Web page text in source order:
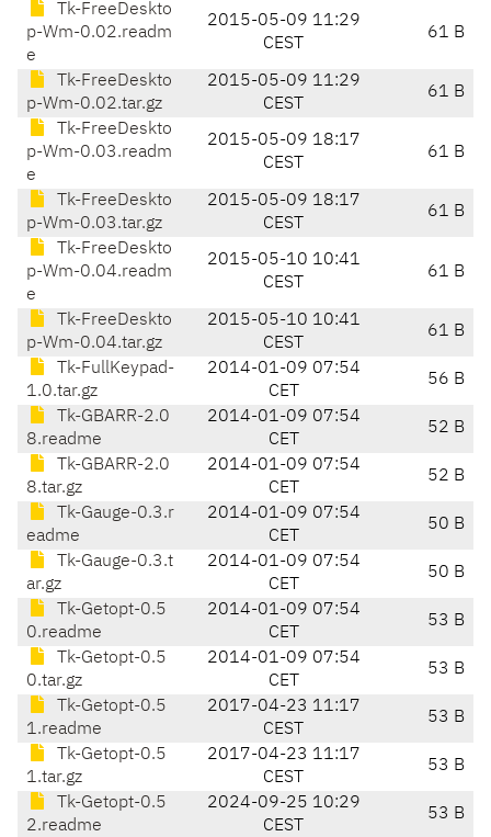
Tk-FreeDeskto
p-Wm-0.02.readm
e
2015-05-09 11:29
CEST
61 B
Tk-FreeDeskto
p-Wm-0.02.tar.gz
2015-05-09 11:29
CEST
61 B
Tk-FreeDeskto
p-Wm-0.03.readm
e
2015-05-09 18:17
CEST
61 B
Tk-FreeDeskto
p-Wm-0.03.tar.gz
2015-05-09 18:17
CEST
61 B
Tk-FreeDeskto
p-Wm-0.04.readm
e
2015-05-10 10:41
CEST
61 B
Tk-FreeDeskto
p-Wm-0.04.tar.gz
2015-05-10 10:41
CEST
61 B
Tk-FullKeypad-
1.0.tar.gz
2014-01-09 07:54
CET
56 B
Tk-GBARR-2.0
8.readme
2014-01-09 07:54
CET
52 B
Tk-GBARR-2.0
8.tar.gz
2014-01-09 07:54
CET
52 B
Tk-Gauge-0.3.r
eadme
2014-01-09 07:54
CET
50 B
Tk-Gauge-0.3.t
ar.gz
2014-01-09 07:54
CET
50 B
Tk-Getopt-0.5
0.readme
2014-01-09 07:54
CET
53 B
Tk-Getopt-0.5
0.tar.gz
2014-01-09 07:54
CET
53 B
Tk-Getopt-0.5
1.readme
2017-04-23 11:17
CEST
53 B
Tk-Getopt-0.5
1.tar.gz
2017-04-23 11:17
CEST
53 B
Tk-Getopt-0.5
2.readme
2024-09-25 10:29
CEST
53 B